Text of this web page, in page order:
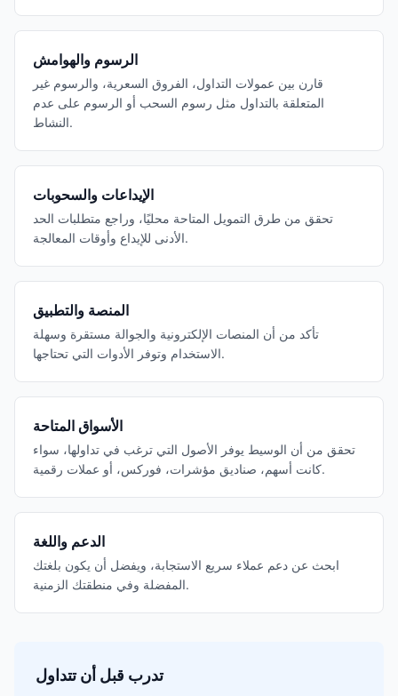
الرسوم والهوامش
قارن بين عمولات التداول، الفروق السعرية، والرسوم غير
المتعلقة بالتداول مثل رسوم السحب أو الرسوم على عدم
النشاط.
الإيداعات والسحوبات
تحقق من طرق التمويل المتاحة محليًا، وراجع متطلبات الحد
الأدنى للإيداع وأوقات المعالجة.
المنصة والتطبيق
تأكد من أن المنصات الإلكترونية والجوالة مستقرة وسهلة
الاستخدام وتوفر الأدوات التي تحتاجها.
الأسواق المتاحة
تحقق من أن الوسيط يوفر الأصول التي ترغب في تداولها، سواء
كانت أسهم، صناديق مؤشرات، فوركس، أو عملات رقمية.
الدعم واللغة
ابحث عن دعم عملاء سريع الاستجابة، ويفضل أن يكون بلغتك
المفضلة وفي منطقتك الزمنية.
تدرب قبل أن تتداول